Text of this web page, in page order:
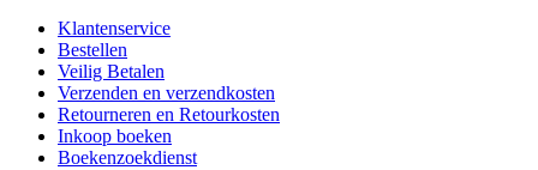
Klantenservice
Bestellen
Veilig Betalen
Verzenden en verzendkosten
Retourneren en Retourkosten
Inkoop boeken
Boekenzoekdienst